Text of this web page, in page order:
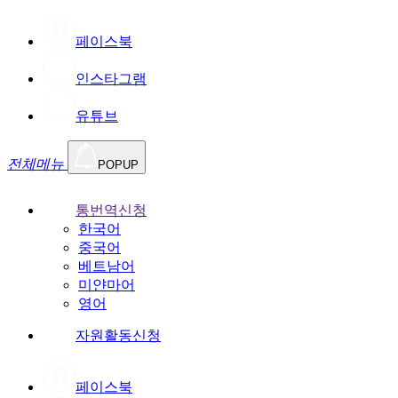
페이스북
인스타그램
유튜브
전체메뉴 POPUP
통번역신청
한국어
중국어
베트남어
미얀마어
영어
자원활동신청
페이스북